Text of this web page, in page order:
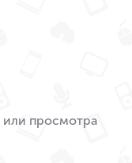
или просмотра